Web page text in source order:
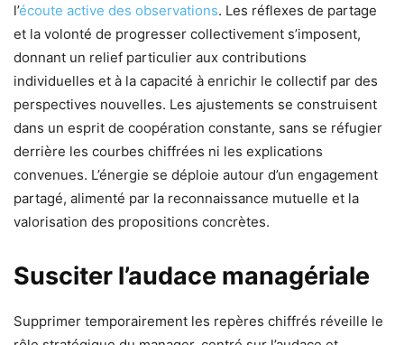
l’écoute active des observations. Les réflexes de partage
et la volonté de progresser collectivement s’imposent,
donnant un relief particulier aux contributions
individuelles et à la capacité à enrichir le collectif par des
perspectives nouvelles. Les ajustements se construisent
dans un esprit de coopération constante, sans se réfugier
derrière les courbes chiffrées ni les explications
convenues. L’énergie se déploie autour d’un engagement
partagé, alimenté par la reconnaissance mutuelle et la
valorisation des propositions concrètes.
Susciter l’audace managériale
Supprimer temporairement les repères chiffrés réveille le